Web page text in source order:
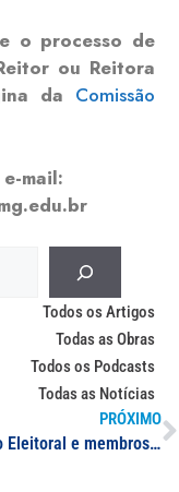
o processo de
ou Reitora
da Comissão
mail:
Todos os Artigos
Todas as Obras
Todos os Podcasts
Todas as Notícias
PRÓXIMO
Comissão Eleitoral e membros do Consuni esclarecem o Processo de Consulta à Comunidade para reitor ou reitora da UNIFAL-MG e formação de lista tríplice; a entrevista na íntegra está disponível no Jornal UNIFAL-MG